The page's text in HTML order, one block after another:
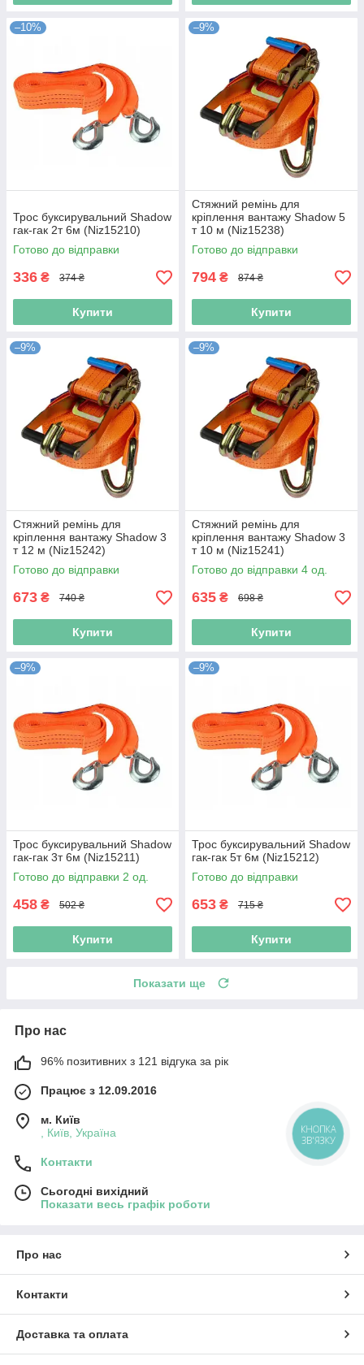
–10%
Трос буксирувальний Shadow
гак-гак 2т 6м (Niz15210)
Готово до відправки
336 ₴ 374 ₴
Купити
–9%
Стяжний ремінь для
кріплення вантажу Shadow 5
т 10 м (Niz15238)
Готово до відправки
794 ₴ 874 ₴
Купити
–9%
Стяжний ремінь для
кріплення вантажу Shadow 3
т 12 м (Niz15242)
Готово до відправки
673 ₴ 740 ₴
Купити
–9%
Стяжний ремінь для
кріплення вантажу Shadow 3
т 10 м (Niz15241)
Готово до відправки 4 од.
635 ₴ 698 ₴
Купити
–9%
Трос буксирувальний Shadow
гак-гак 3т 6м (Niz15211)
Готово до відправки 2 од.
458 ₴ 502 ₴
Купити
–9%
Трос буксирувальний Shadow
гак-гак 5т 6м (Niz15212)
Готово до відправки
653 ₴ 715 ₴
Купити
Показати ще
Про нас
96% позитивних з 121 відгука за рік
Працює з 12.09.2016
м. Київ
, Київ, Україна
Контакти
Сьогодні вихідний
Показати весь графік роботи
Про нас
Контакти
Доставка та оплата
КНОПКА
ЗВ'ЯЗКУ